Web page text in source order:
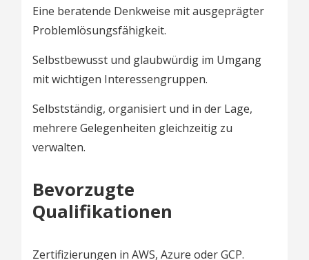
Eine beratende Denkweise mit ausgeprägter
Problemlösungsfähigkeit.
Selbstbewusst und glaubwürdig im Umgang
mit wichtigen Interessengruppen.
Selbstständig, organisiert und in der Lage,
mehrere Gelegenheiten gleichzeitig zu
verwalten.
Bevorzugte
Qualifikationen
Zertifizierungen in AWS, Azure oder GCP.